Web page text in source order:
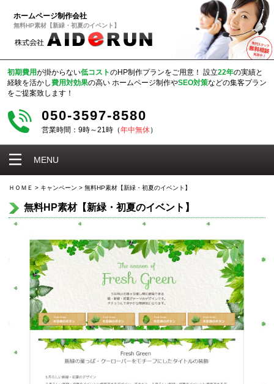
ホームページ制作会社
無料HP素材【新緑・初夏のイベント】
初期費用が掛からない低コストのHP制作プランをご用意！ 設立22年の実績と
経験を活かし費用対効果の高い ホームページ制作やSEO対策などの集客プラン
をご提案致します！
050-3597-8580
営業時間：9時～21時（年中無休）
MENU
ＨＯＭＥ > キャンペーン > 無料HP素材【新緑・初夏のイベント】
無料HP素材【新緑・初夏のイベント】